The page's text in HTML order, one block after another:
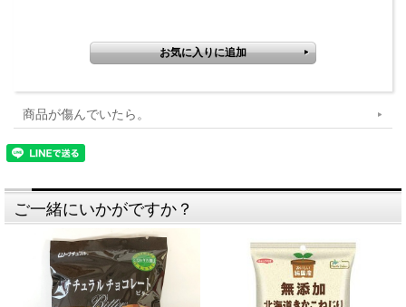
商品が傷んでいたら。
ご一緒にいかがですか？